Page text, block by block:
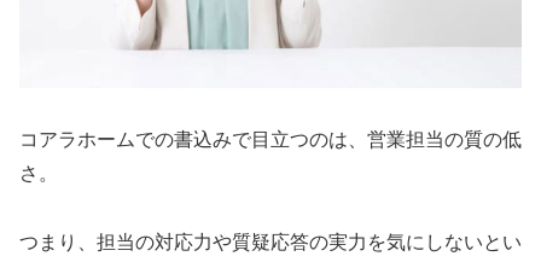
コアラホームでの書込みで目立つのは、営業担当の質の低
さ。
つまり、担当の対応力や質疑応答の実力を気にしないとい